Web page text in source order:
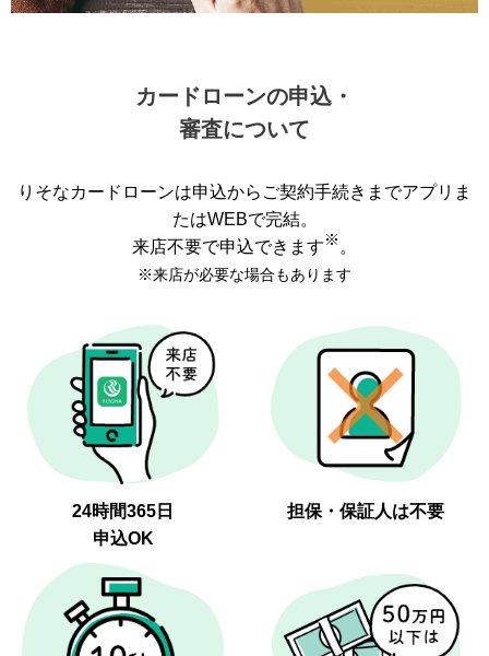
カードローンの申込・
審査について
りそなカードローンは申込からご契約手続きまでアプリま
たはWEBで完結。
来店不要で申込できます ※ 。
※来店が必要な場合もあります
24時間365日
申込OK
担保・保証人は不要